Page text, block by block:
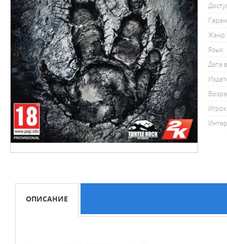
Жанр:
Язык:
Дата
ОПИСАНИЕ